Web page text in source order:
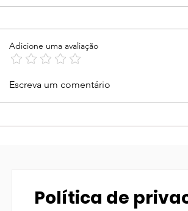
Festival Ruydstock
Adicione uma avaliação
Escreva um comentário
Política de